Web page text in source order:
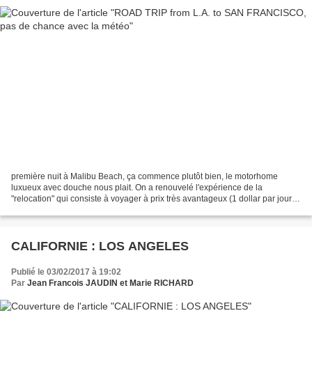
première nuit à Malibu Beach, ça commence plutôt bien, le motorhome
luxueux avec douche nous plait. On a renouvelé l'expérience de la
"relocation" qui consiste à voyager à prix très avantageux (1 dollar par jour)
CALIFORNIE : LOS ANGELES
Publié le 03/02/2017 à 19:02
Par Jean Francois JAUDIN et Marie RICHARD